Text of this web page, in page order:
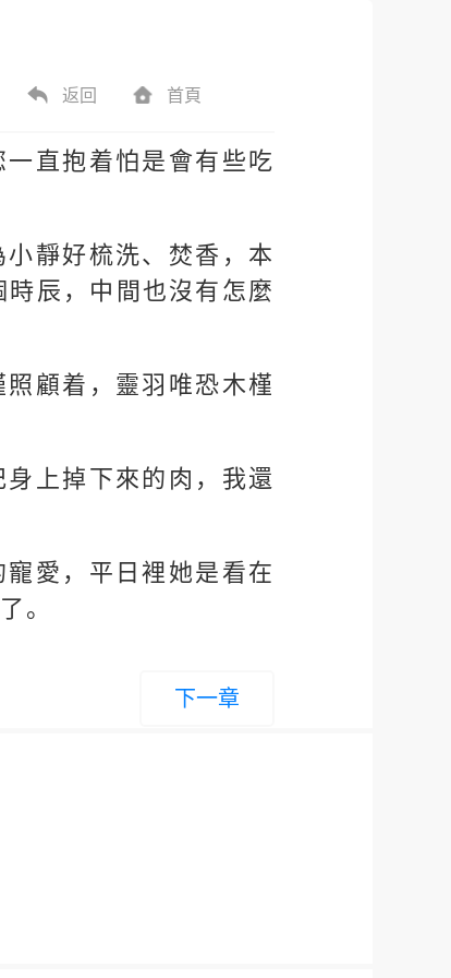
返回 首頁
直抱着怕是會有些吃
靜好梳洗、焚香，本
辰，中間也沒有怎麼
顧着，靈羽唯恐木槿
上掉下來的肉，我還
愛，平日裡她是看在
。
下一章